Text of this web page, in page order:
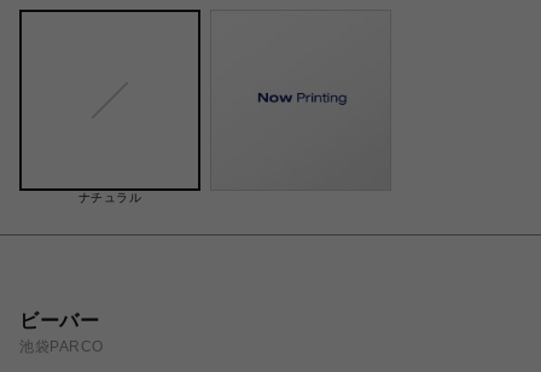
ナチュラル
ビーバー
池袋PARCO